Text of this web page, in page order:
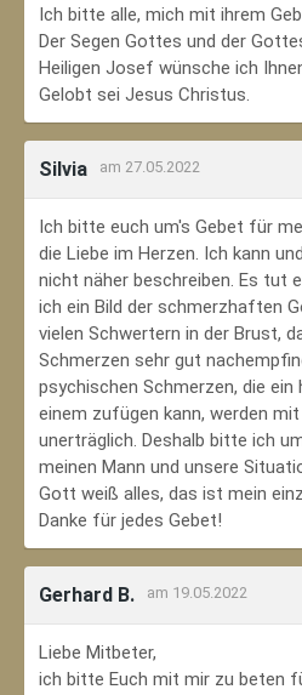
Ich bitte alle, mich mit ihrem
Der Segen Gottes und der
Heiligen Josef wünsche ich
Gelobt sei Jesus Christus.
Silvia am 27.05.2022
Ich bitte euch um's Gebet für
die Liebe im Herzen. Ich kann
nicht näher beschreiben. Es tut
ich ein Bild der schmerzhaften
vielen Schwertern in der Brust,
Schmerzen sehr gut
psychischen Schmerzen, die ein
einem zufügen kann, werden
unerträglich. Deshalb bitte ich
meinen Mann und unsere
Gott weiß alles, das ist mein
Danke für jedes Gebet!
Gerhard B. am 19.05.2022
Liebe Mitbeter,
ich bitte Euch mit mir zu beten